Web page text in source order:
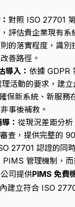
對照 ISO 27701
評估貴企業現有系
的落實程度，識別
善路徑。
導入： 依據 GDPR
活動的要求，建立
保新系統、新服務
事後補救。
： 從現況差距分
查，提供完整的
27701 認證的同
管理機制，而
司提供PIMS 免費
建立符合 ISO